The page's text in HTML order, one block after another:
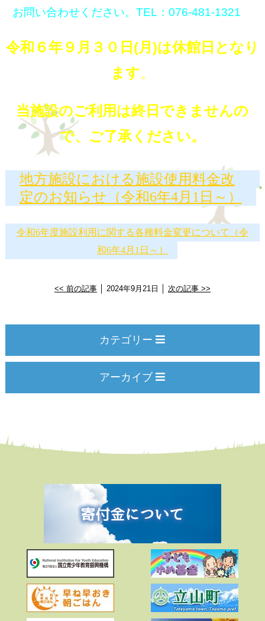
お問い合わせください。TEL：076-481-1321
令和６年９月３０日(月)は休館日となり
ます。
当施設のご利用は終日できませんの
で、ご了承ください。
地方施設における施設使用料金改
定のお知らせ（令和6年4月1日～）
令和6年度施設利用に関する各種料金変更について（令
和6年4月1日～）
<< 前の記事│ 2024年9月21日 │ 次の記事 >>
カテゴリー
アーカイブ